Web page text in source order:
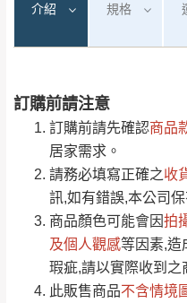
介紹
規格
訂購前請注意
訂購前請先確認商品
居家需求。
請務必填寫正確之收
訊,如有錯誤,本公司
商品顏色可能會因拍
及個人觀感等因素,造
瑕疵,請以實際收到之
此販售商品不含情境
寬49×深53×高78cm
坐寬39.5/坐深41/坐高44cm
運
運送地區 運
桃園
注意事項：
由於品項繁多，
要購買商品，請
Line客服」來信
「金額」。
若商品價格或庫存
單。部分網路商品恕
見諒！
0/5 (0)筆
全部 依評論高至
依評論低至高排列
只顯示附上評論